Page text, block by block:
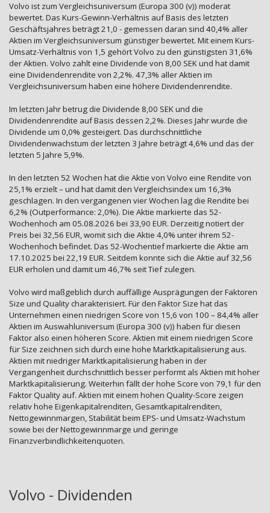
Volvo ist zum Vergleichsuniversum (Europa 300 (v)) moderat
bewertet. Das Kurs-Gewinn-Verhältnis auf Basis des letzten
Geschäftsjahres beträgt 21,0 - gemessen daran sind 40,4% aller
Aktien im Vergleichsuniversum günstiger bewertet. Mit einem Kurs-
Umsatz-Verhältnis von 1,5 gehört Volvo zu den günstigsten 31,6%
der Aktien. Volvo zahlt eine Dividende von 8,00 SEK und hat damit
eine Dividendenrendite von 2,2%. 47,3% aller Aktien im
Vergleichsuniversum haben eine höhere Dividendenrendite.
Im letzten Jahr betrug die Dividende 8,00 SEK und die
Dividendenrendite auf Basis dessen 2,2%. Dieses Jahr wurde die
Dividende um 0,0% gesteigert. Das durchschnittliche
Dividendenwachstum der letzten 3 Jahre beträgt 4,6% und das der
letzten 5 Jahre 5,9%.
In den letzten 52 Wochen hat die Aktie von Volvo eine Rendite von
25,1% erzielt – und hat damit den Vergleichsindex um 16,3%
geschlagen. In den vergangenen vier Wochen lag die Rendite bei
6,2% (Outperformance: 2,0%). Die Aktie markierte das 52-
Wochenhoch am 05.08.2026 bei 33,90 EUR. Derzeitig notiert der
Preis bei 32,56 EUR, womit sich die Aktie 4,0% unter ihrem 52-
Wochenhoch befindet. Das 52-Wochentief markierte die Aktie am
17.10.2025 bei 22,19 EUR. Seitdem konnte sich die Aktie auf 32,56
EUR erholen und damit um 46,7% seit Tief zulegen.
Volvo wird maßgeblich durch auffällige Ausprägungen der Faktoren
Size und Quality charakterisiert. Für den Faktor Size hat das
Unternehmen einen niedrigen Score von 15,6 von 100 – 84,4% aller
Aktien im Auswahluniversum (Europa 300 (v)) haben für diesen
Faktor also einen höheren Score. Aktien mit einem niedrigen Score
für Size zeichnen sich durch eine hohe Marktkapitalisierung aus.
Aktien mit niedriger Marktkapitalisierung haben in der
Vergangenheit durchschnittlich besser performt als Aktien mit hoher
Marktkapitalisierung. Weiterhin fällt der hohe Score von 79,1 für den
Faktor Quality auf. Aktien mit einem hohen Quality-Score zeigen
relativ hohe Eigenkapitalrenditen, Gesamtkapitalrenditen,
Nettogewinnmargen, Stabilität beim EPS- und Umsatz-Wachstum
sowie bei der Nettogewinnmarge und geringe
Finanzverbindlichkeitenquoten.
Volvo - Dividenden